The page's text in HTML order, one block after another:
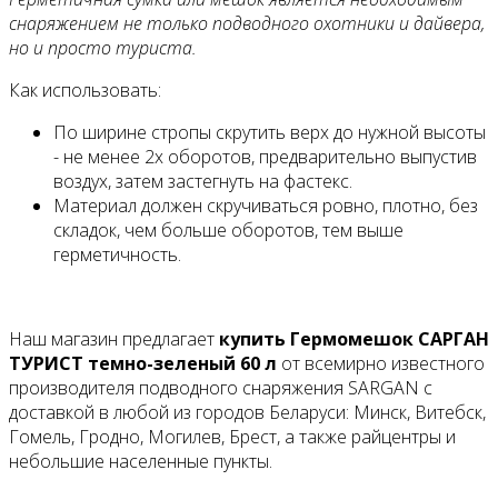
снаряжением не только подводного охотники и дайвера,
но и просто туриста.
Как использовать:
По ширине стропы скрутить верх до нужной высоты
- не менее 2х оборотов, предварительно выпустив
воздух, затем застегнуть на фастекс.
Материал должен скручиваться ровно, плотно, без
складок, чем больше оборотов, тем выше
герметичность.
Наш магазин предлагает купить Гермомешок САРГАН
ТУРИСТ темно-зеленый 60 л от всемирно известного
производителя подводного снаряжения SARGAN с
доставкой в любой из городов Беларуси: Минск, Витебск,
Гомель, Гродно, Могилев, Брест, а также райцентры и
небольшие населенные пункты.